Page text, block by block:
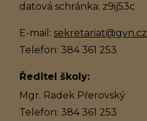
datová schránka: z9ij53c
E-mail: sekretariat@gvn.cz
Telefon: 384 361 253
Ředitel školy:
Mgr. Radek Přerovský
Telefon: 384 361 253